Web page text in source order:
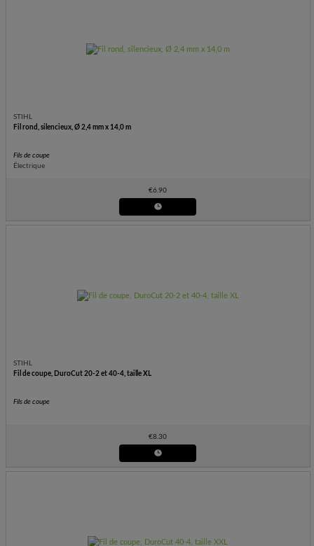
STIHL
Fil rond, silencieux, Ø 2,4 mm x 14,0 m
Fils de coupe
Électrique
€6.90
STIHL
Fil de coupe, DuroCut 20-2 et 40-4, taille XL
Fils de coupe
€8.30